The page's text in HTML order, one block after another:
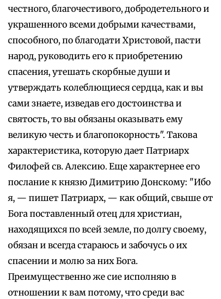
честного, благочестивого, добродетельного и
украшенного всеми добрыми качествами,
способного, по благодати Христовой, пасти
народ, руководить его к приобретению
спасения, утешать скорбные души и
утверждать колеблющиеся сердца, как и вы
сами знаете, изведав его достоинства и
святость, то вы обязаны оказывать ему
великую честь и благопокорность". Такова
характеристика, которую дает Патриарх
Филофей св. Алексию. Еще характернее его
послание к князю Димитрию Донскому: "Ибо
я, — пишет Патриарх, — как общий, свыше от
Бога поставленный отец для христиан,
находящихся по всей земле, по долгу своему,
обязан и всегда стараюсь и забочусь о их
спасении и молю за них Бога.
Преимущественно же сие исполняю в
отношении к вам потому, что среди вас